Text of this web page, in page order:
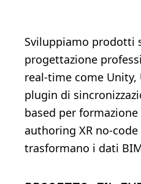
Sviluppiamo prodotti
progettazione
real-time come Unity,
plugin di
based per
authoring XR no-
trasformano i dati